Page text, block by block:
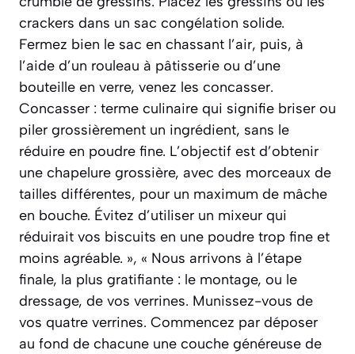
crackers dans un sac congélation solide.
Fermez bien le sac en chassant l’air, puis, à
l’aide d’un rouleau à pâtisserie ou d’une
bouteille en verre, venez les concasser.
Concasser : terme culinaire qui signifie briser ou
piler grossièrement un ingrédient, sans le
réduire en poudre fine. L’objectif est d’obtenir
une chapelure grossière, avec des morceaux de
tailles différentes, pour un maximum de mâche
en bouche. Évitez d’utiliser un mixeur qui
réduirait vos biscuits en une poudre trop fine et
moins agréable. », « Nous arrivons à l’étape
finale, la plus gratifiante : le montage, ou le
dressage, de vos verrines. Munissez-vous de
vos quatre verrines. Commencez par déposer
au fond de chacune une couche généreuse de